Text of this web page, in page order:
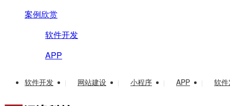
案例欣赏
软件开发
APP
软件开发 | 网站建设 | 小程序 | APP | 软